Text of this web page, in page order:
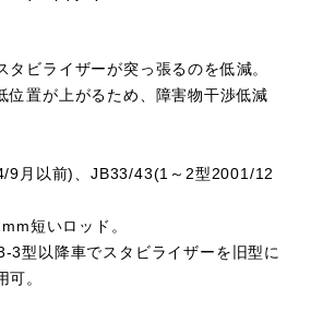
タビライザーが突っ張るのを低減。
位置が上がるため、障害物干渉低減
9月以前)、JB33/43(1～2型2001/12
短いロッド。
3型以降車でスタビライザーを旧型に
可。